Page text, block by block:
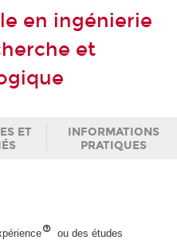
en ingénierie
et
ET
INFORMATIONS
PRATIQUES
ou des études